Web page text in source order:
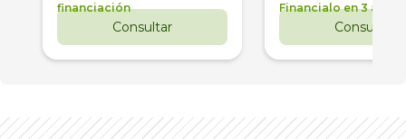
financiación
Consultar
Financialo en 3 años
Consultar